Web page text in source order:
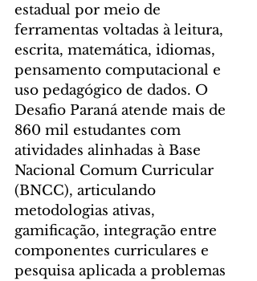
estadual por meio de
ferramentas voltadas à leitura,
escrita, matemática, idiomas,
pensamento computacional e
uso pedagógico de dados. O
Desafio Paraná atende mais de
860 mil estudantes com
atividades alinhadas à Base
Nacional Comum Curricular
(BNCC), articulando
metodologias ativas,
gamificação, integração entre
componentes curriculares e
pesquisa aplicada a problemas